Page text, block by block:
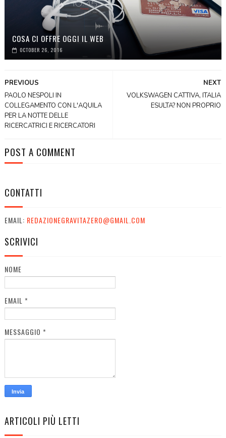
COSA CI OFFRE OGGI IL WEB
OCTOBER 26, 2016
NEXT
VOLKSWAGEN CATTIVA, ITALIA
ESULTA? NON PROPRIO
PREVIOUS
PAOLO NESPOLI IN
COLLEGAMENTO CON L'AQUILA
PER LA NOTTE DELLE
RICERCATRICI E RICERCATORI
POST A COMMENT
CONTATTI
EMAIL: REDAZIONEGRAVITAZERO@GMAIL.COM
SCRIVICI
NOME
EMAIL *
MESSAGGIO *
ARTICOLI PIÙ LETTI